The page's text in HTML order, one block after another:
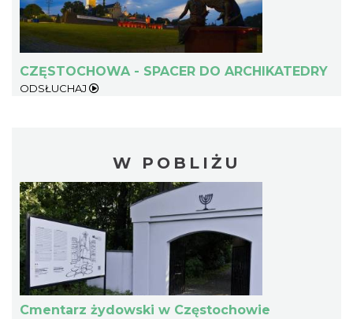
CZĘSTOCHOWA - SPACER DO ARCHIKATEDRY
ODSŁUCHAJ
W POBLIŻU
Cmentarz żydowski w Częstochowie